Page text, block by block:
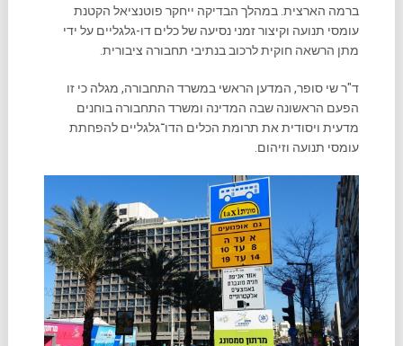
ברמה הארצית. במהלך הבדיקה ייחקר פוטנציאל הקטנת
עומסי תנועה וקיצור זמני נסיעה של כלים דו-גלגליים על ידי
מתן הרשאה חוקית לרכוב בנתיבי תחבורה ציבורית.
ד"ר שי סופר, המדען הראשי במשרד התחבורה, מגלה כי זו
הפעם הראשונה שבה המדינה ומשרד התחבורה בוחנים
מדעית ויסודית את תרומת הכלים הדו־גלגליים להפחתת
עומסי תנועה וזיהום.